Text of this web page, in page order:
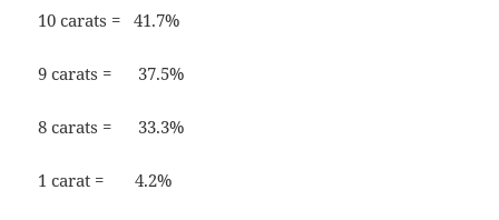
10 carats = 41.7%
9 carats = 37.5%
8 carats = 33.3%
1 carat = 4.2%